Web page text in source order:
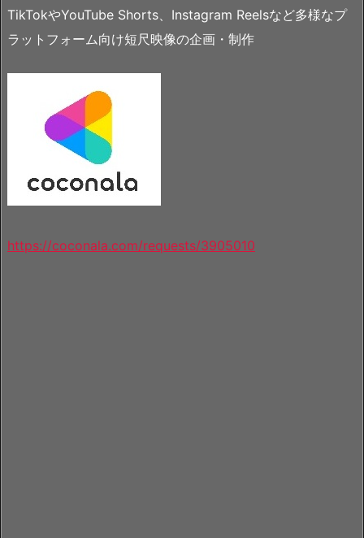
TikTokやYouTube Shorts、Instagram Reelsなど多様なプ
ラットフォーム向け短尺映像の企画・制作
https://coconala.com/requests/3905010